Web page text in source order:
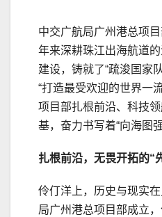
中交广航局广州港总项
年来深耕珠江出海航道
建设，铸就了“疏浚国家
“打造最受欢迎的世界一
项目部扎根前沿、科技
基，奋力书写着“向海图
扎根前沿，无畏开拓的“
伶仃洋上，历史与现实
局广州港总项目部成立